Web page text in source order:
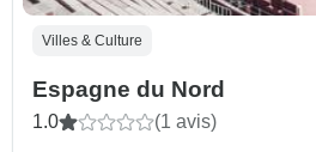
Villes & Culture
Espagne du Nord
1.0 (1 avis)